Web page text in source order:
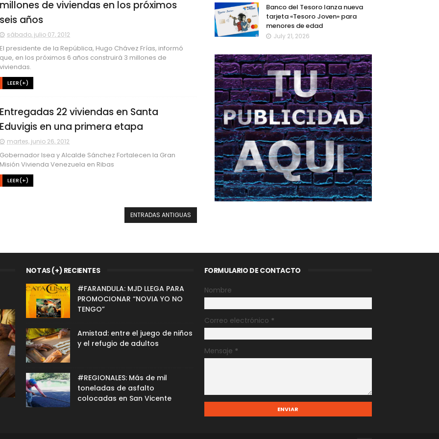
millones de viviendas en los próximos
seis años
sábado, julio 07, 2012
El presidente de la República, Hugo Chávez Frías, informó
que, en los próximos 6 años construirá 3 millones de
viviendas.
LEER(+)
Entregadas 22 viviendas en Santa
Eduvigis en una primera etapa
martes, junio 26, 2012
Gobernador Isea y Alcalde Sánchez Fortalecen la Gran
Misión Vivienda Venezuela en Ribas
LEER(+)
ENTRADAS ANTIGUAS
Banco del Tesoro lanza nueva
tarjeta «Tesoro Joven» para
menores de edad
July 21, 2026
NOTAS (+) RECIENTES
#FARANDULA: MJD LLEGA PARA
PROMOCIONAR “NOVIA YO NO
TENGO”
Amistad: entre el juego de niños
y el refugio de adultos
#REGIONALES: Más de mil
toneladas de asfalto
colocadas en San Vicente
FORMULARIO DE CONTACTO
Nombre
Correo electrónico *
Mensaje *